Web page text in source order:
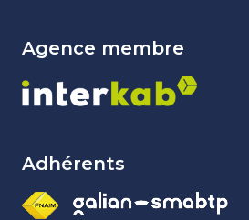
agence membre
Adhérents